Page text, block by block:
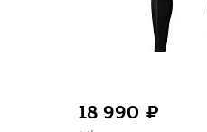
18 990 ₽